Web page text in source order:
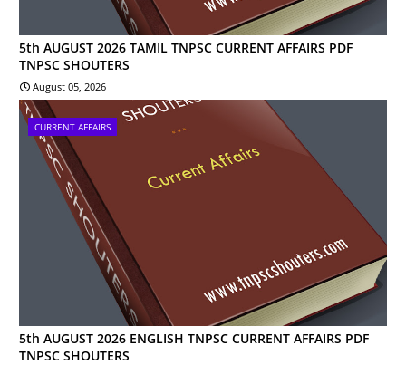
5th AUGUST 2026 TAMIL TNPSC CURRENT AFFAIRS PDF
TNPSC SHOUTERS
August 05, 2026
CURRENT AFFAIRS
5th AUGUST 2026 ENGLISH TNPSC CURRENT AFFAIRS PDF
TNPSC SHOUTERS